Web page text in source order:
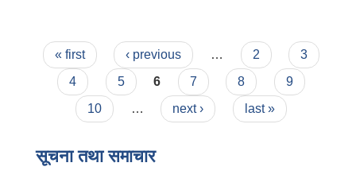
Pages
« first ‹ previous … 2
3
4
5 6 7 8
9
10
… next › last »
सूचना तथा समाचार